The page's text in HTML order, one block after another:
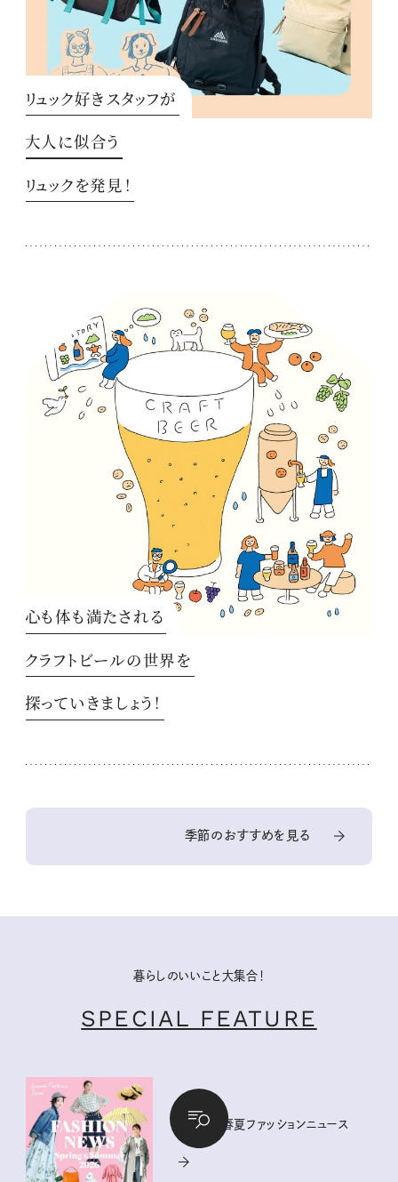
リュック好きスタッフが
大人に似合う
リュックを発見！
心も体も満たされる
クラフトビールの世界を
探っていきましょう！
季節のおすすめを見る
暮らしのいいこと大集合！
SPECIAL FEATURE
2026年春夏ファッションニュース